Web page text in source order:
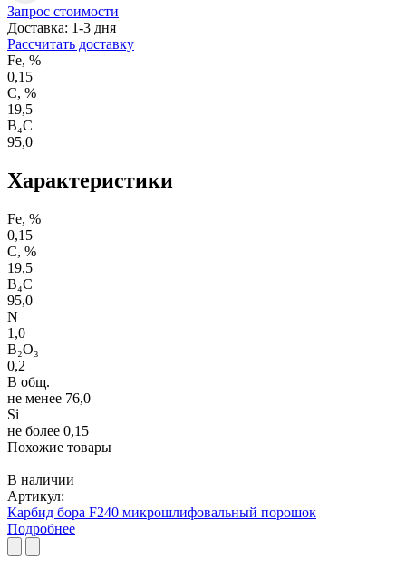
Запрос стоимости
Доставка: 1-3 дня
Рассчитать доставку
Fe, %
0,15
C, %
19,5
B₄C
95,0
Характеристики
Fe, %
0,15
C, %
19,5
B₄C
95,0
N
1,0
B₂O₃
0,2
B общ.
не менее 76,0
Si
не более 0,15
Похожие товары
В наличии
Артикул:
Карбид бора F240 микрошлифовальный порошок
Подробнее